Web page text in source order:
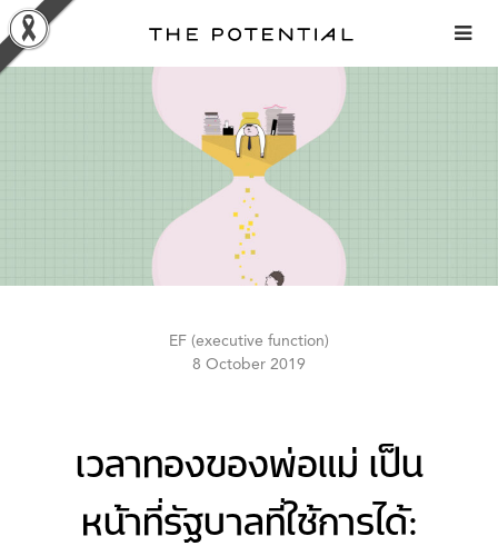
Skip
to
content
EF (executive function)
8 October 2019
เวลาทองของพ่อแม่ เป็น
หน้าที่รัฐบาลที่ใช้การได้: